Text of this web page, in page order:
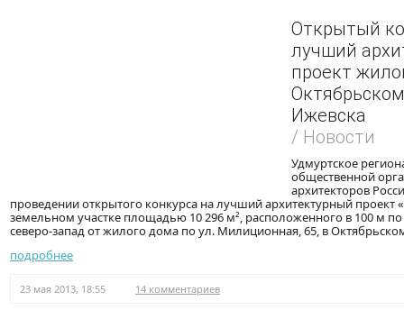
Открытый
лучший
проект
Ижевска
/ Новости
Удмуртское
общественной
архитекторов
проведении открытого конкурса на лучший архитектурный проект
земельном участке площадью 10 296 м², расположенного в 100 м
северо-запад от жилого дома по ул. Милиционная, 65, в
подробнее
23 мая 2013, 18:55 14 комментариев